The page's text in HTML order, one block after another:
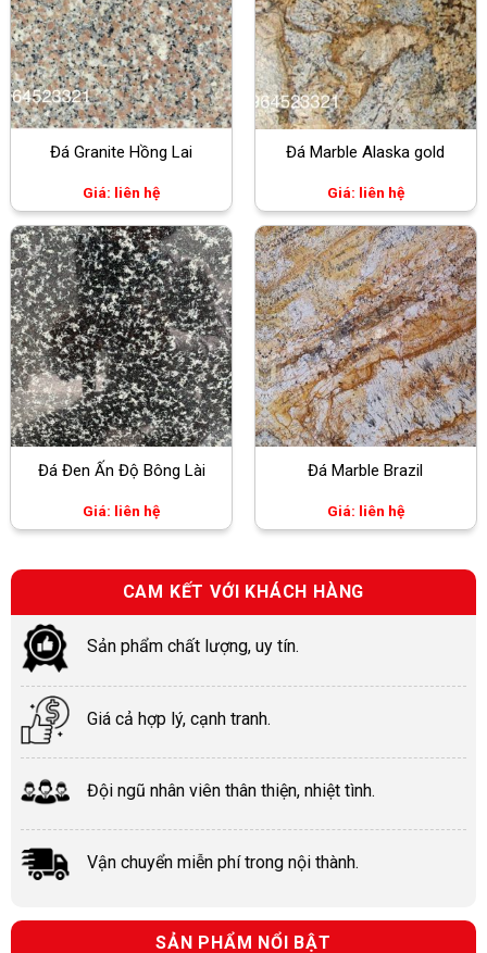
Đá Granite Hồng Lai
Giá: liên hệ
Đá Marble Alaska gold
Giá: liên hệ
Đá Đen Ấn Độ Bông Lài
Giá: liên hệ
Đá Marble Brazil
Giá: liên hệ
CAM KẾT VỚI KHÁCH HÀNG
Sản phẩm chất lượng, uy tín.
Giá cả hợp lý, cạnh tranh.
Đội ngũ nhân viên thân thiện, nhiệt tình.
Vận chuyển miễn phí trong nội thành.
SẢN PHẨM NỔI BẬT